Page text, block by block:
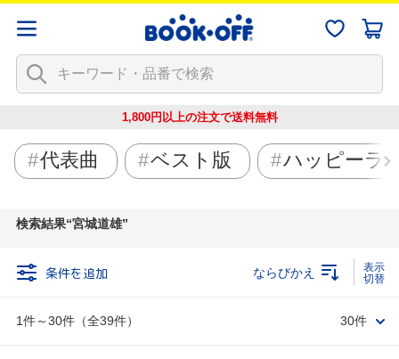
1,800円以上の注文で送料無料
代表曲 ベスト版 ハッピーラ
検索結果 宮城道雄
条件を追加
1件～30件（全39件）
ならびかえ
30件